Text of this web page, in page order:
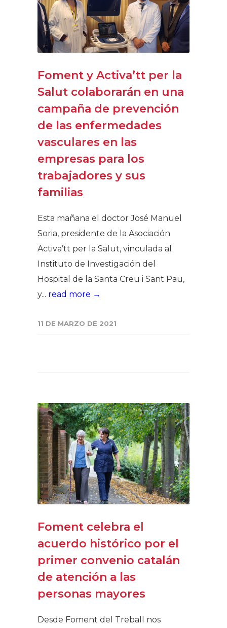
Foment y Activa’tt per la
Salut colaborarán en una
campaña de prevención
de las enfermedades
vasculares en las
empresas para los
trabajadores y sus
familias
Esta mañana el doctor José Manuel
Soria, presidente de la Asociación
Activa’tt per la Salut, vinculada al
Instituto de Investigación del
Hospital de la Santa Creu i Sant Pau,
y... read more →
11 DE MARZO DE 2021
Foment celebra el
acuerdo histórico por el
primer convenio catalán
de atención a las
personas mayores
Desde Foment del Treball nos